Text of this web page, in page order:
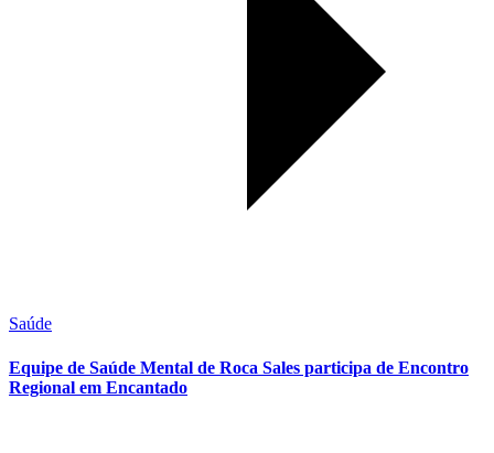
Saúde
Equipe de Saúde Mental de Roca Sales participa de Encontro
Regional em Encantado